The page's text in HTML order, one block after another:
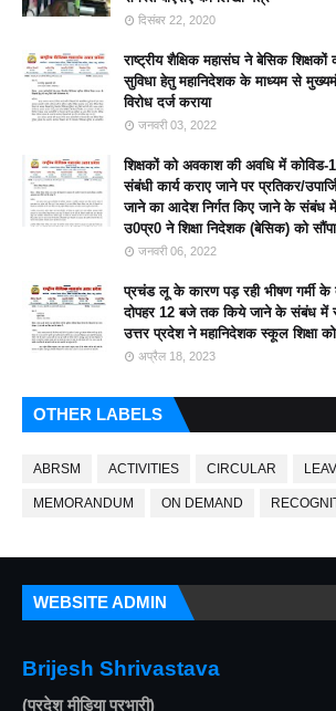
दिसंबर 22, 2020
राष्ट्रीय शैक्षिक महासंघ ने बेसिक
सुविधा हेतु महानिदेशक के माध्यम से
विरोध दर्ज कराया
जनवरी 03, 2022
शिक्षकों को अवकाश की अवधि में कोविड-
संबंधी कार्य कराए जाने पर प्रतिकर/
जाने का आदेश निर्गत किए जाने के संबंध में
उ0प्र0 ने शिक्षा निदेशक (बेसिक) को सौंपा
जनवरी 06, 2022
प्रचंड लू के कारण पड़ रही भीषण गर्मी के
दोपहर 12 बजे तक किये जाने के संबंध में
उत्तर प्रदेश ने महानिदेशक स्कूल शिक्षा को
अप्रैल 18, 2023
OTHER LABELS
ABRSM ACTIVITIES CIRCULAR
MEMORANDUM ON DEMAND
WEBSITE ADMIN
Brijesh Shrivastava
(प्रदेश मीडिया प्रभारी)